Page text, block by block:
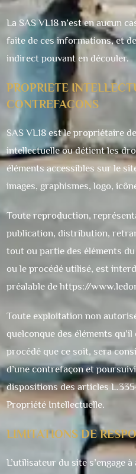
La SAS VL18 n’est en aucun
faite de ces informations, et
indirect pouvant en découler.
PROPRIETE
CONTREFACONS
SAS VL18 est le propriétaire
intellectuelle ou détient les
éléments accessibles sur le
images, graphismes, logo,
Toute reproduction,
publication, distribution,
tout ou partie des éléments
ou le procédé utilisé, est
préalable dehttps://
Toute exploitation non
quelconque des éléments
procédé que ce soit, sera
d’une contrefaçon et
dispositions des articles
Propriété Intellectuelle.
LIMITATIONS DE
L’utilisateur du site s’engage